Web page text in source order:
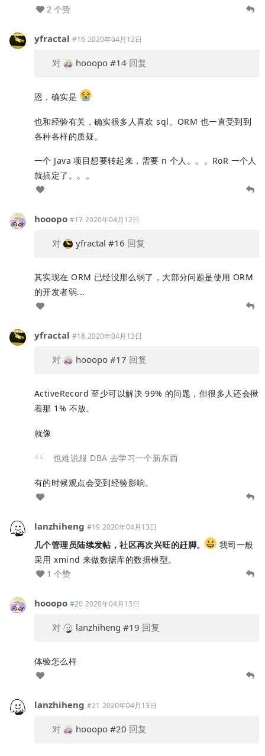
2 个赞
yfractal #16 2020年04月12日
对 hooopo #14 回复
恩，确实是
也和经验有关，确实很多人喜欢 sql。ORM 也一直受到到
各种各样的质疑。
一个 Java 项目想要转起来，需要 n 个人。。。RoR 一个人
就搞定了。。。
hooopo #17 2020年04月12日
对 yfractal #16 回复
其实现在 ORM 已经没那么弱了，大部分问题是使用 ORM
的开发者弱...
yfractal #18 2020年04月13日
对 hooopo #17 回复
ActiveRecord 至少可以解决 99% 的问题，但很多人还会揪
着那 1% 不放。
就像
也难说服 DBA 去学习一个新东西
有的时候观点会受到经验影响。
lanzhiheng #19 2020年04月13日
几个管理员陆续发帖，社区再次兴旺的赶脚。
我司一般
采用 xmind 来做数据库的数据模型。
1 个赞
hooopo #20 2020年04月13日
对 lanzhiheng #19 回复
体验怎么样
lanzhiheng #21 2020年04月13日
对 hooopo #20 回复